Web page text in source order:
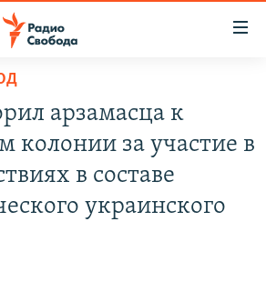
арзамасца к
колонии за участие в
в составе
украинского